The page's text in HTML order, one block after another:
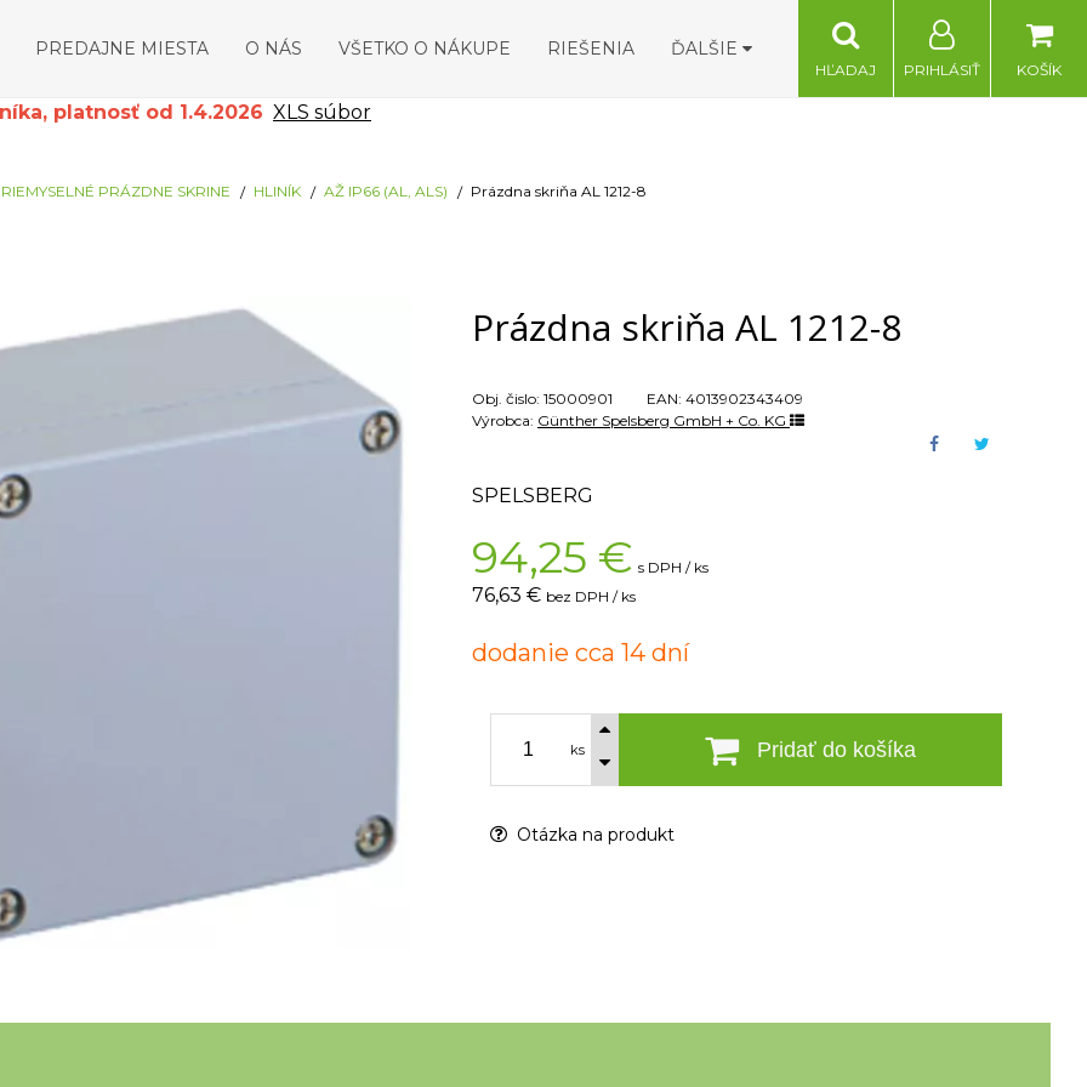
PREDAJNE MIESTA O NÁS VŠETKO O NÁKUPE RIEŠENIA ĎALŠIE
KOŠÍK
PRIHLÁSIŤ
HĽADAJ
platnosť od 1.4.2026 XLS súbor
PRÁZDNE SKRINE HLINÍK AŽ IP66 (AL, ALS) Prázdna skriňa AL 1212-8
Prázdna skriňa AL 1212-8
Obj. čislo: 15000901 EAN: 4013902343409
Výrobca: Günther Spelsberg GmbH + Co. KG
SPELSBERG
94,25 € s DPH / ks
76,63 € bez DPH / ks
dodanie cca 14 dní
ks Pridať do košíka
Otázka na produkt